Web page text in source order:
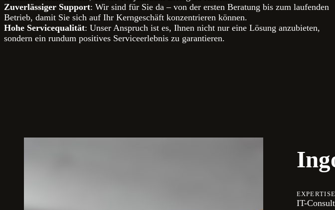
Zuverlässiger Support: Wir sind für Sie da – von der ersten Beratung bis zum laufenden
Betrieb, damit Sie sich auf Ihr Kerngeschäft konzentrieren können.
Hohe Servicequalität: Unser Anspruch ist es, Ihnen nicht nur eine Lösung anzubieten,
sondern ein rundum positives Serviceerlebnis zu garantieren.
IT-